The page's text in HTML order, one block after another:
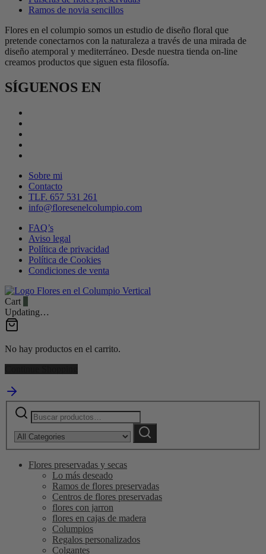
Ramos de novia sencillos
Flores en el columpio somos un estudio de diseño floral que
pretende conectarnos con la naturaleza a través de una mirada de
diseño atemporal y mediterráneo. Desde nuestra tienda on-line
creamos productos que siguen esta filosofía.
SÍGUENOS EN
Sobre mi
Contacto
TLF. 657 531 261
info@floresenelcolumpio.com
FAQ’s
Aviso legal
Política de privacidad
Política de Cookies
Condiciones de venta
Cart
Updating…
No hay productos en el carrito.
Buscar
por:
category:
Buscar
Flores preservadas y secas
Lo más deseado
Ramos de flores preservadas
Centros de flores preservadas
flores con jarron
flores en cajas de madera
Columpios
Regalos personalizados
Colgantes